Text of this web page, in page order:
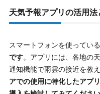
天気予報アプリの活用法
スマートフォンを使っている
です。アプリには、各地の
通知機能で雨雲の接近を教
アでの使用に特化したアプ